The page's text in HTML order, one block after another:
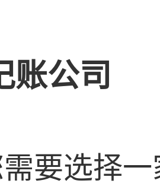
账公司
要选择